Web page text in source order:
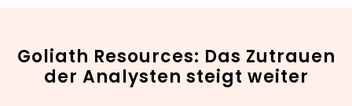
Goliath Resources: Das Zutrauen
der Analysten steigt weiter